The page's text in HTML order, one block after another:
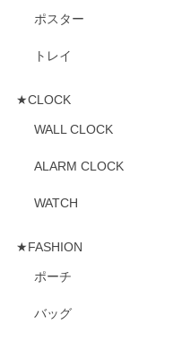
ポスター
トレイ
★CLOCK
WALL CLOCK
ALARM CLOCK
WATCH
★FASHION
ポーチ
バッグ